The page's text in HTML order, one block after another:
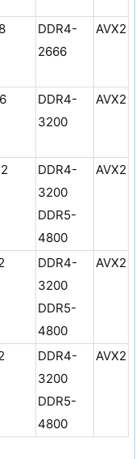
DDR4-
2666
AVX2
DDR4-
3200
AVX2
DDR4-
3200
DDR5-
4800
AVX2
DDR4-
3200
DDR5-
4800
AVX2
DDR4-
3200
DDR5-
4800
AVX2